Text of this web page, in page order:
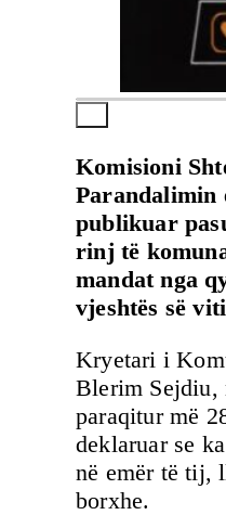
Komisioni
Parandalimin
publikuar
rinj të
mandat nga
vjeshtës së
Kryetari i
Blerim Sejdiu,
paraqitur më
deklaruar se
në emër të tij,
borxhe.